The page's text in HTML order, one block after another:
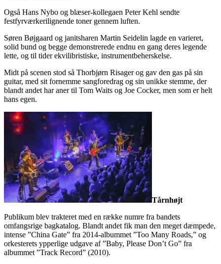
Også Hans Nybo og blæser-kollegaen Peter Kehl sendte
festfyrværkerilignende toner gennem luften.
Søren Bøjgaard og janitsharen Martin Seidelin lagde en varieret,
solid bund og begge demonstrerede endnu en gang deres legende
lette, og til tider ekvilibristiske, instrumentbeherskelse.
Midt på scenen stod så Thorbjørn Risager og gav den gas på sin
guitar, med sit fornemme sangforedrag og sin unikke stemme, der
blandt andet har aner til Tom Waits og Joe Cocker, men som er helt
hans egen.
Tårnhøjt
Publikum blev trakteret med en række numre fra bandets
omfangsrige bagkatalog. Blandt andet fik man den meget dæmpede,
intense ”China Gate” fra 2014-albummet ”Too Many Roads,” og
orkesterets ypperlige udgave af ”Baby, Please Don’t Go” fra
albummet ”Track Record” (2010).